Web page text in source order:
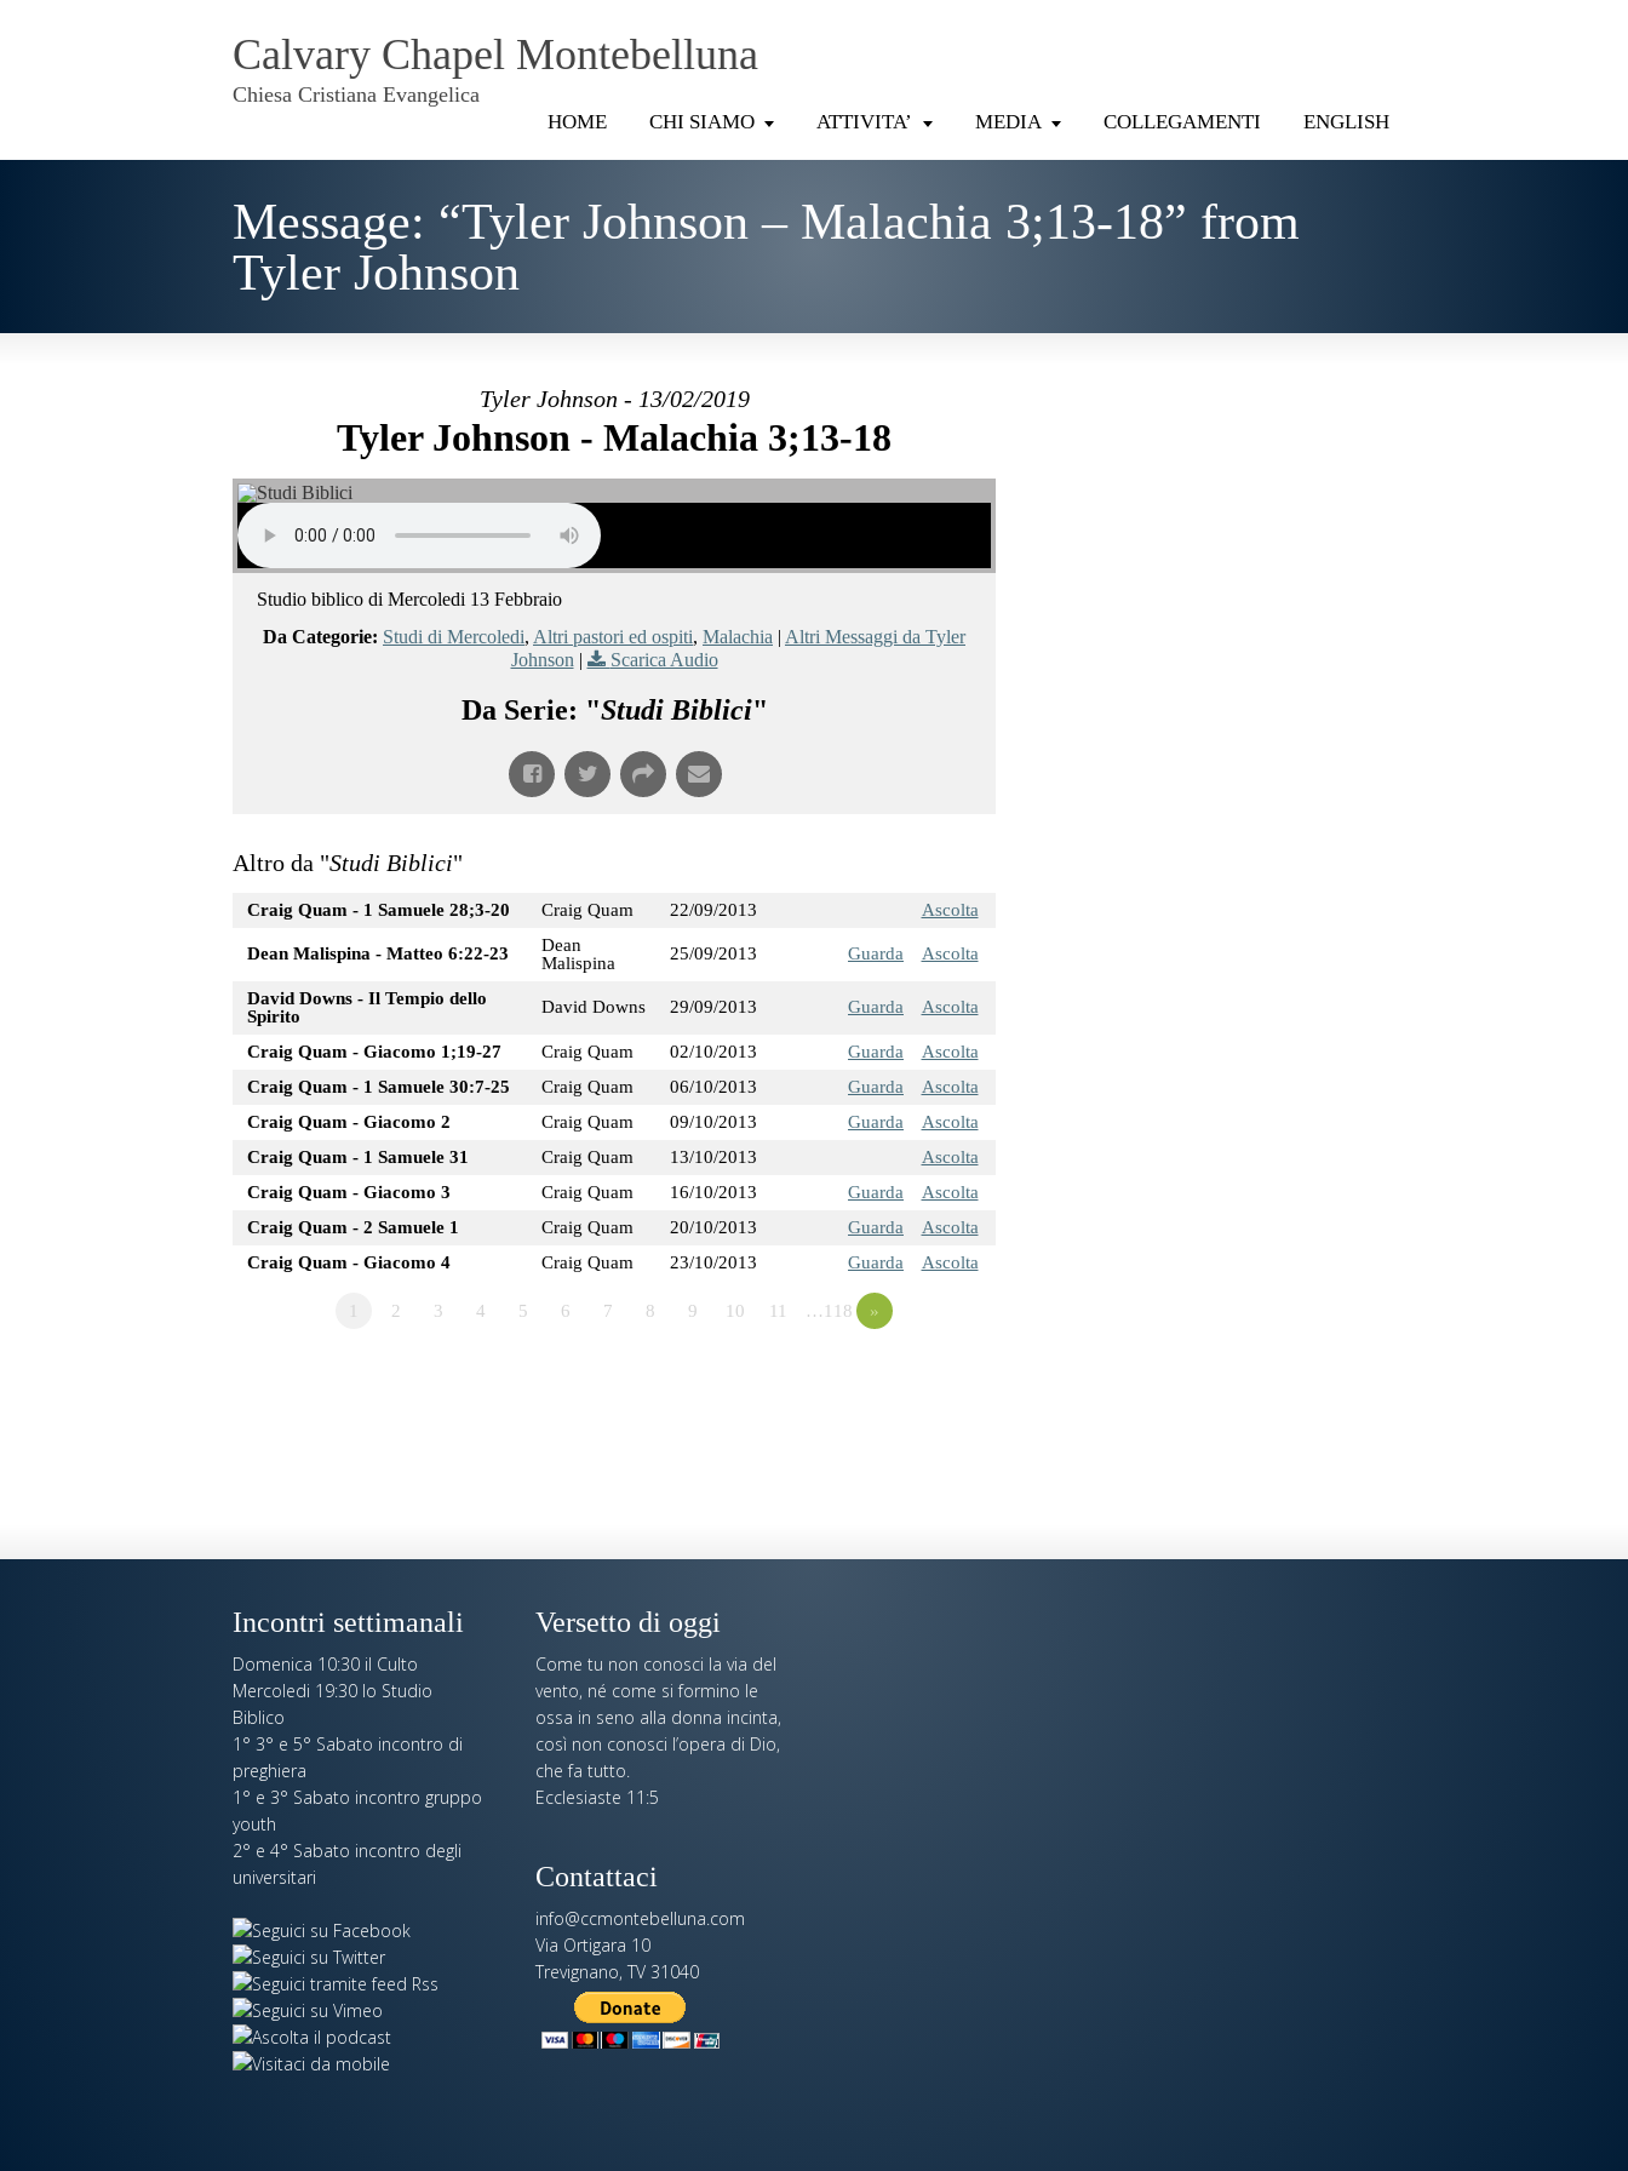
Calvary Chapel Montebelluna
Chiesa Cristiana Evangelica
HOME CHI SIAMO ATTIVITA’ MEDIA COLLEGAMENTI ENGLISH
Message: “Tyler Johnson – Malachia 3;13-18” from
Tyler Johnson
Tyler Johnson - 13/02/2019
Tyler Johnson - Malachia 3;13-18
Studio biblico di Mercoledi 13 Febbraio
Da Categorie: Studi di Mercoledi, Altri pastori ed ospiti, Malachia | Altri Messaggi da Tyler
Johnson | Scarica Audio
Da Serie: "Studi Biblici"
Altro da "Studi Biblici"
Craig Quam - 1 Samuele 28;3-20 Craig Quam 22/09/2013 Ascolta
Dean Malispina - Matteo 6:22-23
Dean
Malispina
25/09/2013 Guarda Ascolta
David Downs - Il Tempio dello
Spirito
David Downs 29/09/2013 Guarda Ascolta
Craig Quam - Giacomo 1;19-27 Craig Quam 02/10/2013 Guarda
Ascolta
Craig Quam - 1 Samuele 30:7-25
Craig Quam 06/10/2013 Guarda
Ascolta
Craig Quam - Giacomo 2
Craig Quam 09/10/2013 Guarda
Ascolta
Craig Quam - 1 Samuele 31
Craig Quam 13/10/2013
Ascolta
Craig Quam - Giacomo 3
Craig Quam 16/10/2013 Guarda
Ascolta
Craig Quam - 2 Samuele 1
Craig Quam 20/10/2013 Guarda
Ascolta
Craig Quam - Giacomo 4
Craig Quam 23/10/2013 Guarda Ascolta
2 3 4 5 6 7 8 9 10 11 …118 »
Incontri settimanali
Domenica 10:30 il Culto
Mercoledi 19:30 lo Studio
Biblico
1° 3° e 5° Sabato incontro di
preghiera
1° e 3° Sabato incontro gruppo
youth
2° e 4° Sabato incontro degli
universitari
Versetto di oggi
Come tu non conosci la via del
vento, né come si formino le
ossa in seno alla donna incinta,
così non conosci l’opera di Dio,
che fa tutto.
Ecclesiaste 11:5
Contattaci
info@ccmontebelluna.com
Via Ortigara 10
Trevignano, TV 31040